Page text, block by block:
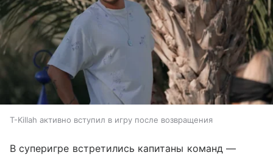
T-Killah активно вступил в игру после возвращения
В суперигре встретились капитаны команд —